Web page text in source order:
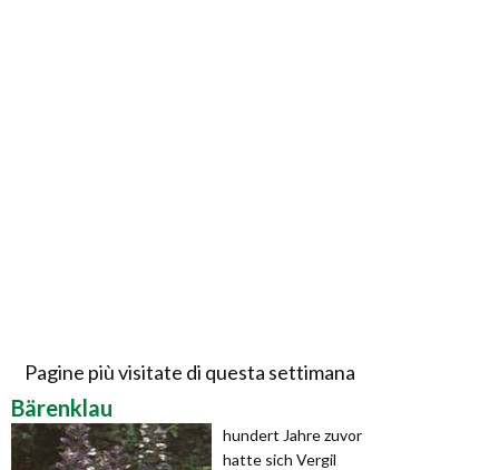
Pagine più visitate di questa settimana
Bärenklau
hundert Jahre zuvor
hatte sich Vergil